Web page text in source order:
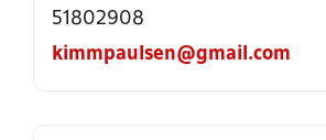
51802908
kimmpaulsen@gmail.com